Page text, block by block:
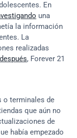
En
una
la información
La
realizadas
, Forever 21
o terminales de
que aún no
de
había empezado